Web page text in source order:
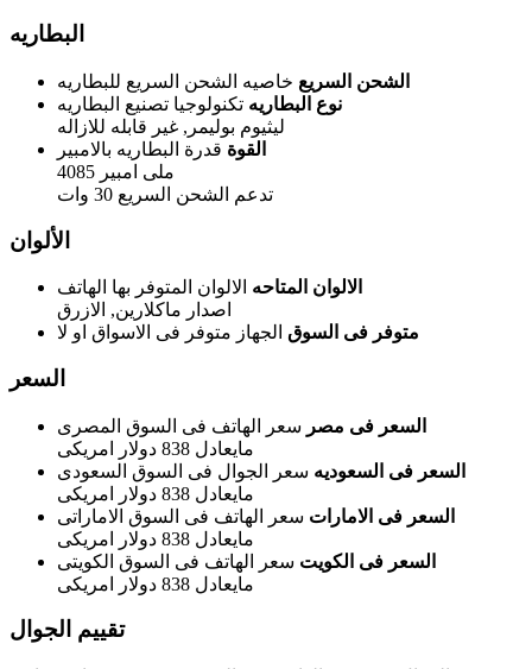
البطاريه
الشحن السريع خاصيه الشحن السريع للبطاريه
نوع البطاريه تكنولوجيا تصنيع البطاريه
ليثيوم بوليمر, غير قابله للازاله
القوة قدرة البطاريه بالامبير
4085 ملى امبير
تدعم الشحن السريع 30 وات
الألوان
الالوان المتاحه الالوان المتوفر بها الهاتف
اصدار ماكلارين, الازرق
متوفر فى السوق الجهاز متوفر فى الاسواق او لا
السعر
السعر فى مصر سعر الهاتف فى السوق المصرى
مايعادل 838 دولار امريكى
السعر فى السعوديه سعر الجوال فى السوق السعودى
مايعادل 838 دولار امريكى
السعر فى الامارات سعر الهاتف فى السوق الاماراتى
مايعادل 838 دولار امريكى
السعر فى الكويت سعر الهاتف فى السوق الكويتى
مايعادل 838 دولار امريكى
تقييم الجوال